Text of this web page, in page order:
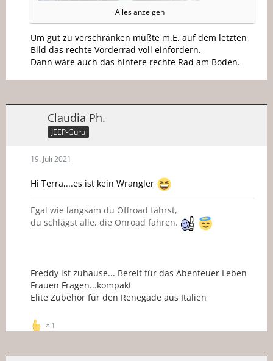
italienischen Renie Fahrer, er hat das Fahrwerk von
Offroad und ist sehr zufrieden.
Alles anzeigen
Um gut zu verschränken müßte m.E. auf dem letzten
Bild das rechte Vorderrad voll einfordern.
Dann wäre auch das hintere rechte Rad am Boden.
Claudia Ph.
JEEP-Guru
19. Juli 2021
Hi Terra,...es ist kein Wrangler
Egal wie langsam du Offroad fährst,
du schlägst alle, die Onroad fahren.
Freddy ist zuhause... Bereit für das Abenteuer Leben
Frauen Fragen...kompakt
Elite Zubehör für den Renegade aus Italien
1